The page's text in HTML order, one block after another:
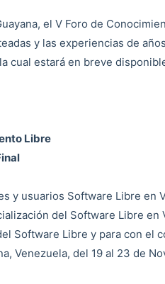
el V Foro de
y las experiencias de
cual estará en breve
Libre
y usuarios Software Libre en
del Software Libre en
Software Libre y para con el
Venezuela, del 19 al 23 de